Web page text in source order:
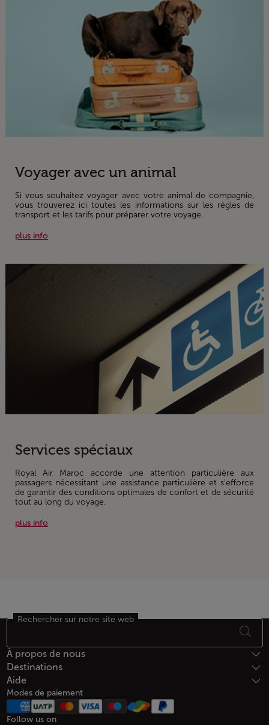
Voyager avec un animal
Si vous souhaitez voyager avec votre animal de compagnie,
vous trouverez ici toutes les informations sur les règles de
transport et les tarifs pour préparer votre voyage.
plus info
Services spéciaux
Royal Air Maroc accorde une attention particulière aux
passagers nécessitant une assistance particulière et s'efforce
de garantir des conditions optimales de confort et de sécurité
tout au long du voyage.
plus info
Bas de page Plan du site
Rechercher sur notre site web
À propos de nous
Destinations
Aide
Modes de paiement
Follow us on